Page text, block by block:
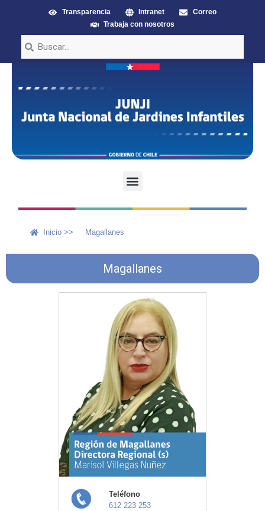
Transparencia Intranet
Correo
Trabaja con nosotros
Inicio >> Magallanes
Magallanes
Teléfono
612 223 253